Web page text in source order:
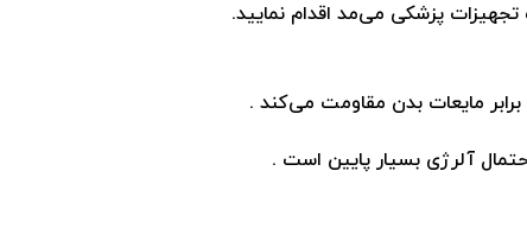
تجهیزات پزشکی می‌مد اقدام نمایید.
مایعات بدن مقاومت می‌کند .
آلرژی بسیار پایین است .